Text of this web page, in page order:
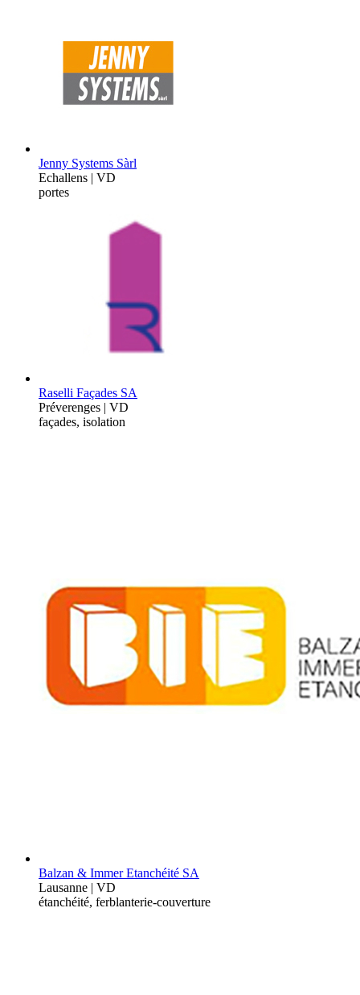
Jenny Systems Sàrl
Echallens | VD
portes
Raselli Façades SA
Préverenges | VD
façades, isolation
Balzan & Immer Etanchéité SA
Lausanne | VD
étanchéité, ferblanterie-couverture